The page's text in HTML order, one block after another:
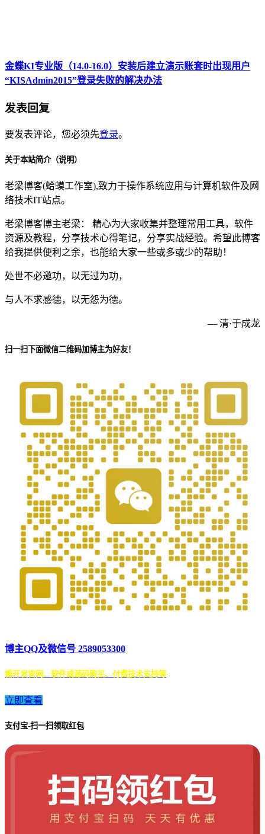
金蝶KI专业版（14.0-16.0）安装后建立演示账套时出现用户
“KISAdmin2015”登录失败的解决办法
发表回复
要发表评论，您必须先登录。
关于本站简介（说明）
老梁博客(蛤蟆工作室),致力于操作系统应用与计算机软件及网
络技术IT站点。
老梁博客博主老梁： 精心为大家收集并整理常用工具，软件
资源及教程，分享技术心得笔记，分享实战经验。希望此博客
给我提供便利之余，也能给大家一些或多或少的帮助！
处世不必邀功，以无过为功，
与人不求感德，以无怨为德。
— 清·于成龙
扫一扫下面微信二维码加博主为好友！
博主QQ及微信号 2589053300
需开发官网、软件或源码购买、付费技术支持等
立即查看
支付宝-扫一扫领取红包